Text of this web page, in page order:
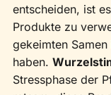
entscheiden, ist
Produkte zu
gekeimten
haben.
Stressphase der